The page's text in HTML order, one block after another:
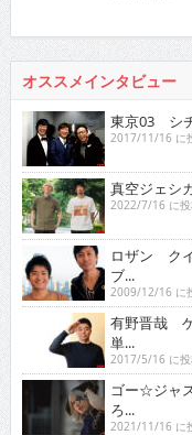
オススメインタビュー
東京03 シ
2017/11/16 に
真空ジェシ
2022/7/16 に投
ロザン ク
ブ...
2009/12/16 に
有野晋哉 ゲ
単...
2017/5/16 に投
ゴー☆ジャ
ろ...
2021/11/16 に